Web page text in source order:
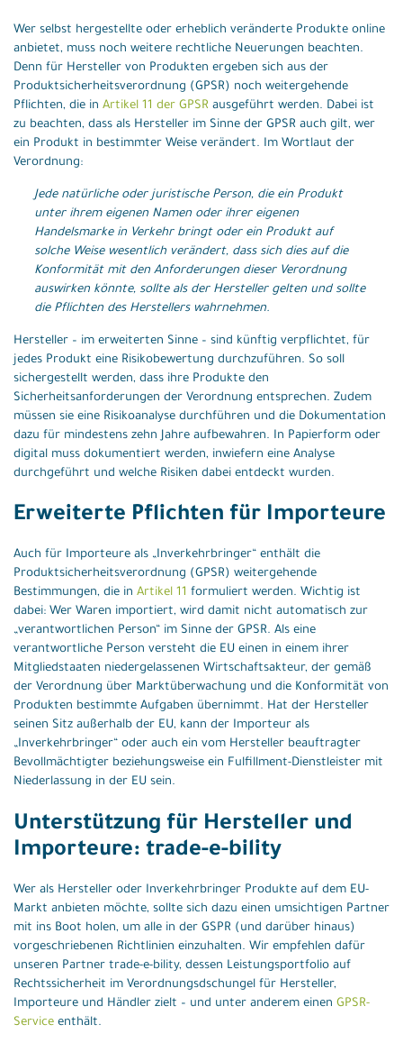
Wer selbst hergestellte oder erheblich veränderte Produkte online
anbietet, muss noch weitere rechtliche Neuerungen beachten.
Denn für Hersteller von Produkten ergeben sich aus der
Produktsicherheitsverordnung (GPSR) noch weitergehende
Pflichten, die in Artikel 11 der GPSR ausgeführt werden. Dabei ist
zu beachten, dass als Hersteller im Sinne der GPSR auch gilt, wer
ein Produkt in bestimmter Weise verändert. Im Wortlaut der
Verordnung:
Jede natürliche oder juristische Person, die ein Produkt
unter ihrem eigenen Namen oder ihrer eigenen
Handelsmarke in Verkehr bringt oder ein Produkt auf
solche Weise wesentlich verändert, dass sich dies auf die
Konformität mit den Anforderungen dieser Verordnung
auswirken könnte, sollte als der Hersteller gelten und sollte
die Pflichten des Herstellers wahrnehmen.
Hersteller – im erweiterten Sinne – sind künftig verpflichtet, für
jedes Produkt eine Risikobewertung durchzuführen. So soll
sichergestellt werden, dass ihre Produkte den
Sicherheitsanforderungen der Verordnung entsprechen. Zudem
müssen sie eine Risikoanalyse durchführen und die Dokumentation
dazu für mindestens zehn Jahre aufbewahren. In Papierform oder
digital muss dokumentiert werden, inwiefern eine Analyse
durchgeführt und welche Risiken dabei entdeckt wurden.
Erweiterte Pflichten für Importeure
Auch für Importeure als „Inverkehrbringer“ enthält die
Produktsicherheitsverordnung (GPSR) weitergehende
Bestimmungen, die in Artikel 11 formuliert werden. Wichtig ist
dabei: Wer Waren importiert, wird damit nicht automatisch zur
„verantwortlichen Person“ im Sinne der GPSR. Als eine
verantwortliche Person versteht die EU einen in einem ihrer
Mitgliedstaaten niedergelassenen Wirtschaftsakteur, der gemäß
der Verordnung über Marktüberwachung und die Konformität von
Produkten bestimmte Aufgaben übernimmt. Hat der Hersteller
seinen Sitz außerhalb der EU, kann der Importeur als
„Inverkehrbringer“ oder auch ein vom Hersteller beauftragter
Bevollmächtigter beziehungsweise ein Fulfillment-Dienstleister mit
Niederlassung in der EU sein.
Unterstützung für Hersteller und
Importeure: trade-e-bility
Wer als Hersteller oder Inverkehrbringer Produkte auf dem EU-
Markt anbieten möchte, sollte sich dazu einen umsichtigen Partner
mit ins Boot holen, um alle in der GSPR (und darüber hinaus)
vorgeschriebenen Richtlinien einzuhalten. Wir empfehlen dafür
unseren Partner trade-e-bility, dessen Leistungsportfolio auf
Rechtssicherheit im Verordnungsdschungel für Hersteller,
Importeure und Händler zielt – und unter anderem einen GPSR-
Service enthält.